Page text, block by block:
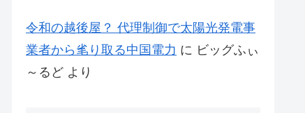
令和の越後屋？ 代理制御で太陽光発電事
業者から毟り取る中国電力 に ビッグふぃ
～るど より